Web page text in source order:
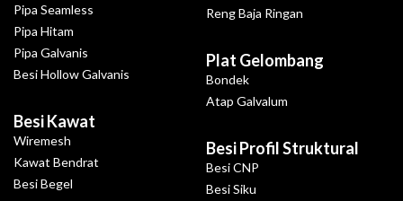
Pipa Seamless
Pipa Hitam
Pipa Galvanis
Besi Hollow Galvanis
Besi Kawat
Wiremesh
Kawat Bendrat
Besi Begel
Reng Baja Ringan
Plat Gelombang
Bondek
Atap Galvalum
Besi Profil Struktural
Besi CNP
Besi Siku